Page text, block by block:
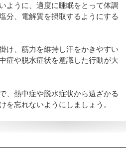
ように、適度に睡眠をとって体調
分、電解質を摂取するようにする
け、筋力を維持し汗をかきやすい
症や脱水症状を意識した行動が大
、熱中症や脱水症状から遠ざかる
を忘れないようにしましょう。